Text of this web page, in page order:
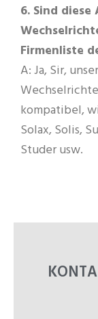
6. Sind
Firmenliste
A: Ja, Sir,
kompatibel,
Solax, Solis,
Studer usw.